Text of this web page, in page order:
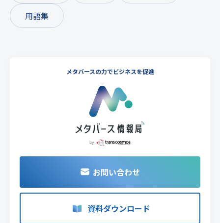
用語集
メタバースの力でビジネスを促進
お問い合わせ
資料ダウンロード